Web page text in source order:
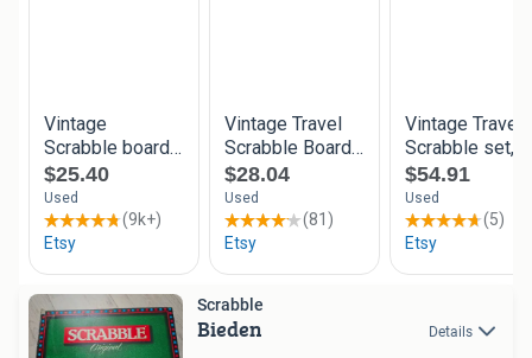
Scrabble
Bieden Details